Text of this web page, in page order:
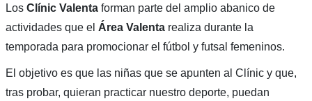
Los Clínic Valenta forman parte del amplio abanico de
actividades que el Área Valenta realiza durante la
temporada para promocionar el fútbol y futsal femeninos.
El objetivo es que las niñas que se apunten al Clínic y que,
tras probar, quieran practicar nuestro deporte, puedan